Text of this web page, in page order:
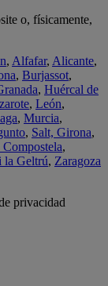
o, físicamente,
, Alfafar, Alicante,
, Burjassot,
, Huércal de
, León,
, Murcia,
, Salt, Girona,
Compostela,
la Geltrú, Zaragoza
privacidad